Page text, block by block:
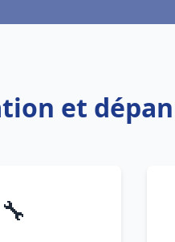
et
🔧